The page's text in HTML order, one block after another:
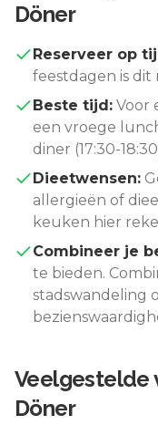
Döner
Reserveer op
feestdagen is
Beste tijd: Voor
een vroege
diner (17:30-
Dieetwensen:
allergieën of
keuken hier
Combineer je
te bieden.
stadswandeling
Veelgestelde
Döner